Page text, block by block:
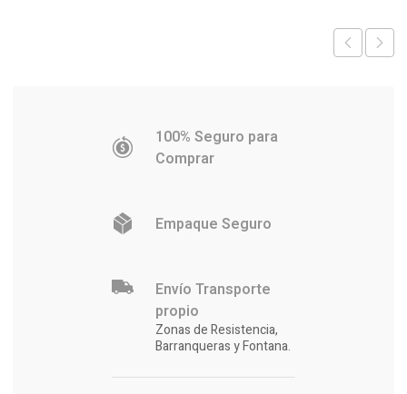
100% Seguro para
Comprar
Empaque Seguro
Envío Transporte
propio
Zonas de Resistencia,
Barranqueras y Fontana.